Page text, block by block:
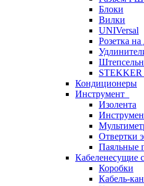
Блоки
Вилки
UNIVersal
Розетка
Кондиционеры
Инструмент
Изолента
Отвертки
Паяльные
Кабеленесущие
Коробки
Кабель-